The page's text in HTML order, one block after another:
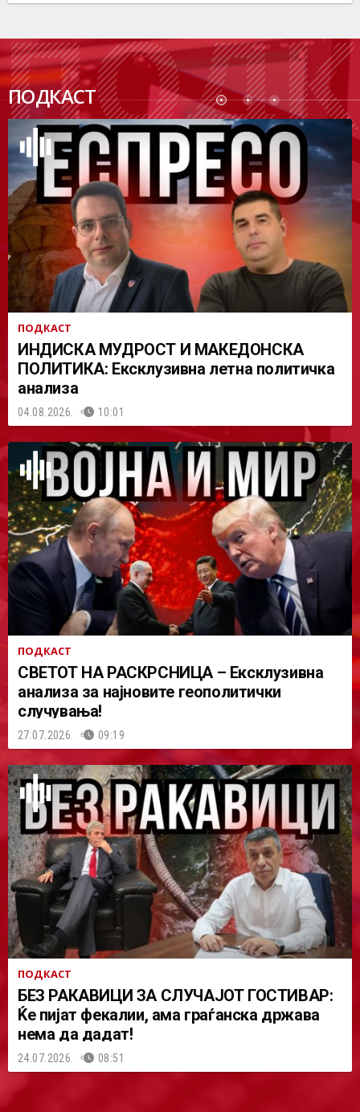
ПОДКАСТ
ПОДК
АСТ
ПОДКАСТ
ИНДИСКА МУДРОСТ И МАКЕДОНСКА
ПОЛИТИКА: Ексклузивна летна политичка
анализа
04.08.2026. 10:01
ПОДКАСТ
СВЕТОТ НА РАСКРСНИЦА – Ексклузивна
анализа за најновите геополитички
случувања!
27.07.2026. 09:19
ПОДКАСТ
БЕЗ РАКАВИЦИ ЗА СЛУЧАЈОТ ГОСТИВАР:
Ќе пијат фекалии, ама граѓанска држава
нема да дадат!
24.07.2026. 08:51